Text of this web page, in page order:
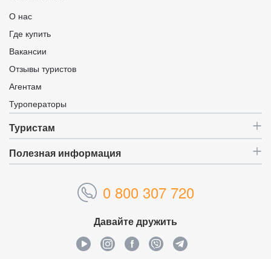
О нас
Где купить
Вакансии
Отзывы туристов
Агентам
Туроператоры
Туристам
Полезная информация
0 800 307 720
Давайте дружить